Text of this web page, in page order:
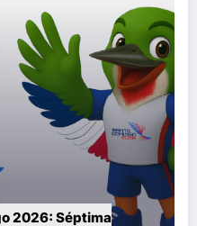
2026: Séptima